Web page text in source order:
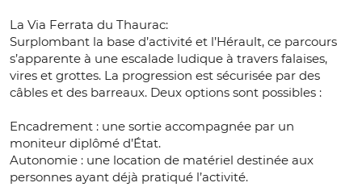
La Via Ferrata du Thaurac:
Surplombant la base d’activité et l’Hérault, ce parcours
s’apparente à une escalade ludique à travers falaises,
vires et grottes. La progression est sécurisée par des
câbles et des barreaux. Deux options sont possibles :
Encadrement : une sortie accompagnée par un
moniteur diplômé d’État.
Autonomie : une location de matériel destinée aux
personnes ayant déjà pratiqué l’activité.